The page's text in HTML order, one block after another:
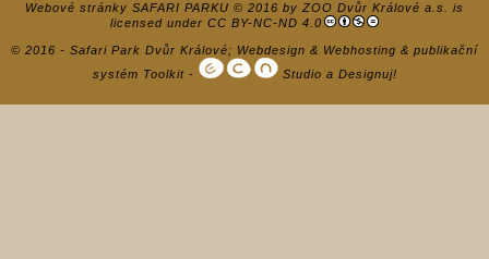
Webové stránky SAFARI PARKU © 2016 by ZOO Dvůr Králové a.s.
is
licensed underCC BY-NC-ND 4.0
© 2016 - Safari Park Dvůr Králové; Webdesign & Webhosting & publikační
systém Toolkit- Studio a Designuj!